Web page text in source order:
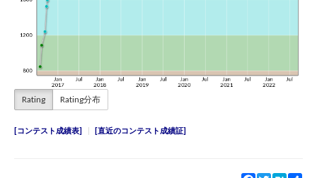
Rating Rating分布
コンテスト成績表 直近のコンテスト成績証